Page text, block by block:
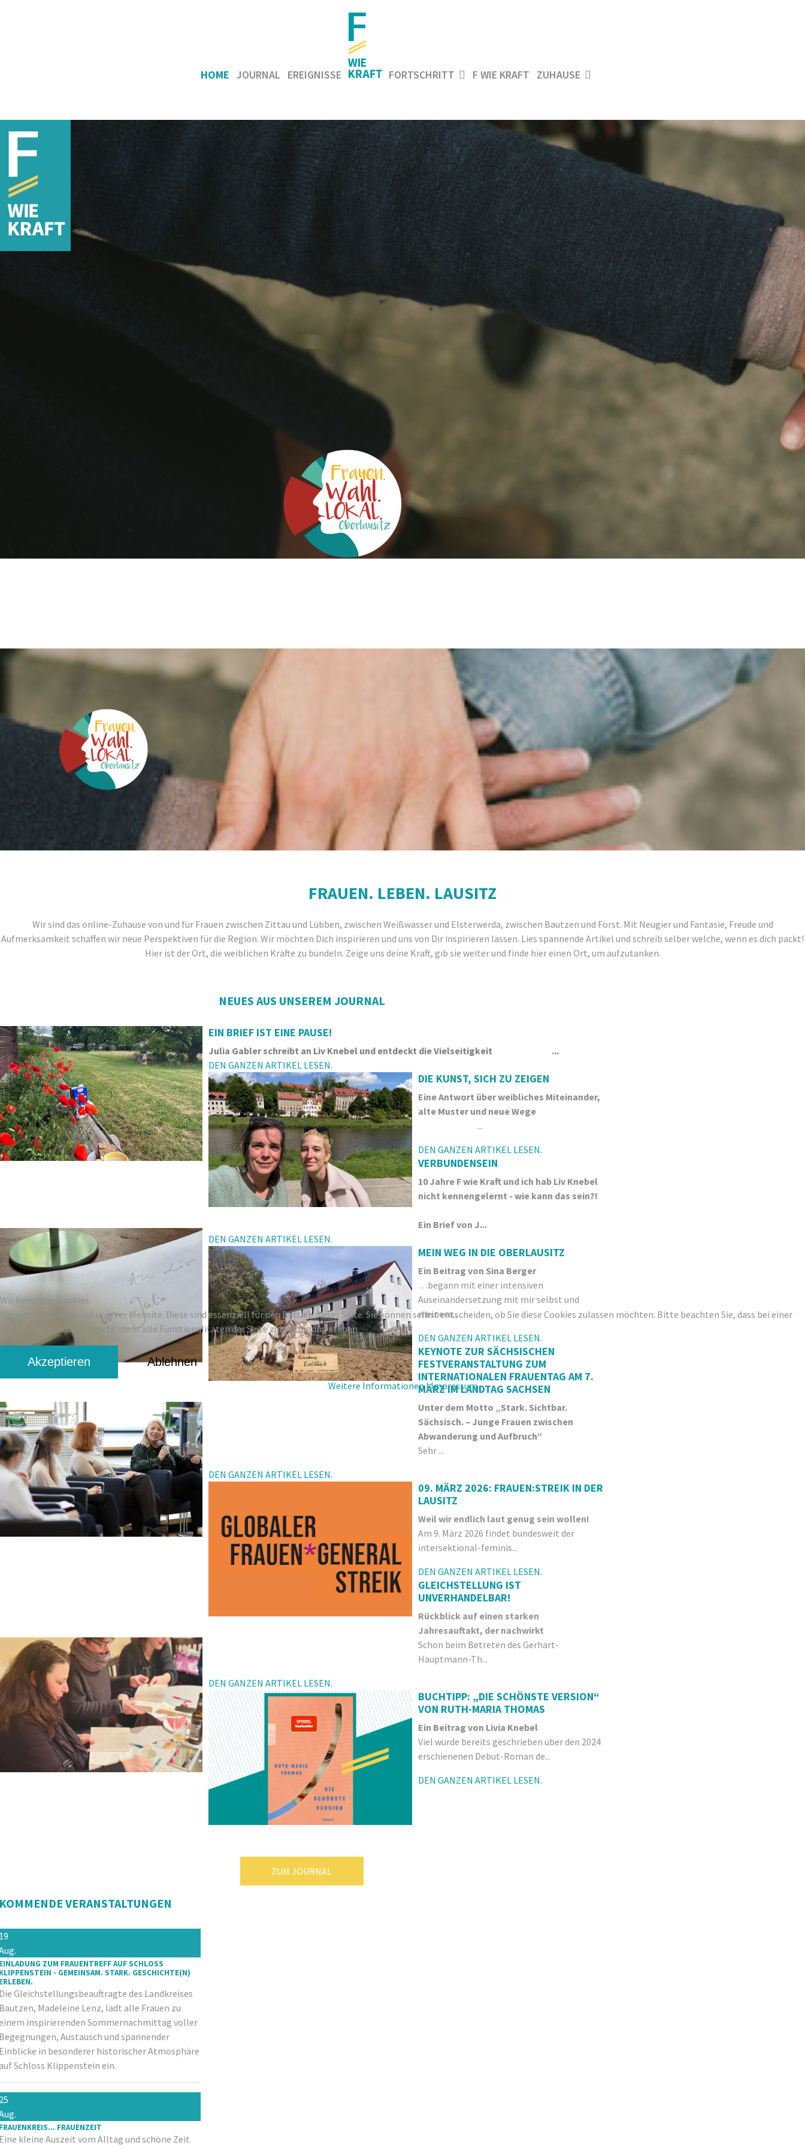
HOME JOURNAL EREIGNISSE FORTSCHRITT F WIE KRAFT ZUHAUSE
FRAUEN. LEBEN. LAUSITZ
Wir sind das online-Zuhause von und für Frauen zwischen Zittau und Lübben, zwischen Weißwasser und Elsterwerda, zwischen Bautzen und Forst. Mit Neugier und Fantasie, Freude und
Aufmerksamkeit schaffen wir neue Perspektiven für die Region. Wir möchten Dich inspirieren und uns von Dir inspirieren lassen. Lies spannende Artikel und schreib selber welche, wenn es dich packt!
Hier ist der Ort, die weiblichen Kräfte zu bündeln. Zeige uns deine Kraft, gib sie weiter und finde hier einen Ort, um aufzutanken.
NEUES AUS UNSEREM JOURNAL
EIN BRIEF IST EINE PAUSE!
Julia Gabler schreibt an Liv Knebel und entdeckt die Vielseitigkeit ...
DEN GANZEN ARTIKEL LESEN.
DIE KUNST, SICH ZU ZEIGEN
Eine Antwort über weibliches Miteinander,
alte Muster und neue Wege
...
DEN GANZEN ARTIKEL LESEN.
VERBUNDENSEIN
10 Jahre F wie Kraft und ich hab Liv Knebel
nicht kennengelernt - wie kann das sein?!
Ein Brief von J...
DEN GANZEN ARTIKEL LESEN.
MEIN WEG IN DIE OBERLAUSITZ
Ein Beitrag von Sina Berger
…begann mit einer intensiven
Auseinandersetzung mit mir selbst und
meinem...
DEN GANZEN ARTIKEL LESEN.
KEYNOTE ZUR SÄCHSISCHEN
FESTVERANSTALTUNG ZUM
INTERNATIONALEN FRAUENTAG AM 7.
MÄRZ IM LANDTAG SACHSEN
Unter dem Motto „Stark. Sichtbar.
Sächsisch. – Junge Frauen zwischen
Abwanderung und Aufbruch“
Sehr ...
DEN GANZEN ARTIKEL LESEN.
09. MÄRZ 2026: FRAUEN:STREIK IN DER
LAUSITZ
Weil wir endlich laut genug sein wollen!
Am 9. März 2026 findet bundesweit der
intersektional-feminis...
DEN GANZEN ARTIKEL LESEN.
GLEICHSTELLUNG IST
UNVERHANDELBAR!
Rückblick auf einen starken
Jahresauftakt, der nachwirkt
Schon beim Betreten des Gerhart-
Hauptmann-Th...
DEN GANZEN ARTIKEL LESEN.
BUCHTIPP: „DIE SCHÖNSTE VERSION“
VON RUTH-MARIA THOMAS
Ein Beitrag von Livia Knebel
Viel wurde bereits geschrieben über den 2024
erschienenen Debut-Roman de...
DEN GANZEN ARTIKEL LESEN.
ZUM JOURNAL
VERANSTALTUNGEN
ZUM FRAUENTREFF AUF SCHLOSS
- GEMEINSAM. STARK. GESCHICHTE(N)
Gleichstellungsbeauftragte des Landkreises
Madeleine Lenz, lädt alle Frauen zu
inspirierenden Sommernachmittag voller
Austausch und spannender
in besonderer historischer Atmosphäre
Schloss Klippenstein ein.
FRAUENZEIT
kleine Auszeit vom Alltag und schöne Zeit
Wir benutzen Cookies
Wir nutzen Cookies auf unserer Website. Diese sind essenziell für den Betrieb dieser Seite. Sie können selbst entscheiden, ob Sie diese Cookies zulassen möchten. Bitte beachten Sie, dass bei einer
Ablehnung womöglich nicht mehr alle Funktionalitäten der Seite zur Verfügung stehen.
Akzeptieren Ablehnen
Weitere Informationen|Impressum